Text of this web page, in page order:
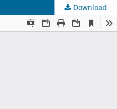
Download